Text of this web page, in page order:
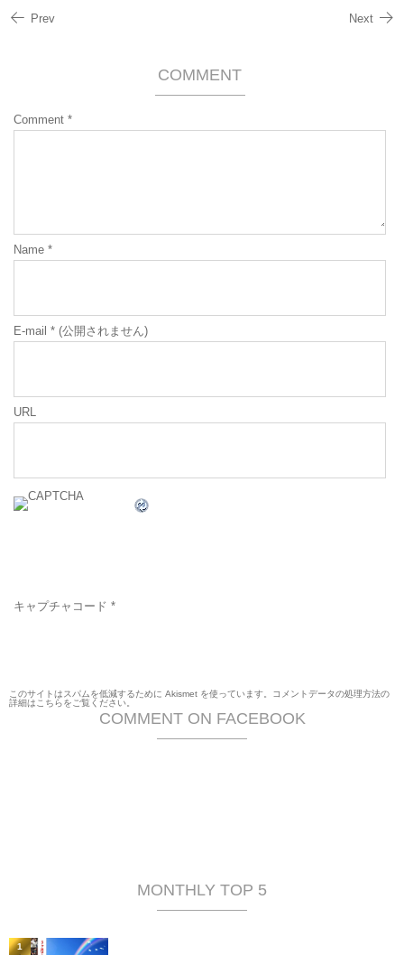
Prev Next
COMMENT
Comment *
Name *
E-mail * (公開されません)
URL
キャプチャコード *
このサイトはスパムを低減するために Akismet を使っています。 コメントデータの処理方法の
詳細はこちらをご覧ください
COMMENT ON FACEBOOK
MONTHLY TOP 5
1